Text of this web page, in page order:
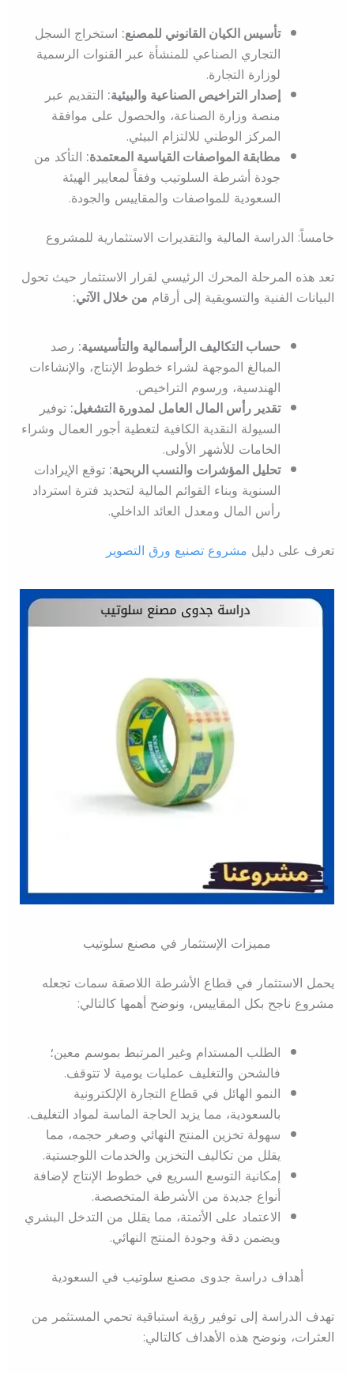
تأسيس الكيان القانوني للمصنع:استخراج السجل
التجاري الصناعي للمنشأة عبر القنوات الرسمية
لوزارة التجارة.
إصدار التراخيص الصناعية والبيئية:التقديم عبر
منصة وزارة الصناعة، والحصول على موافقة
المركز الوطني للالتزام البيئي.
مطابقة المواصفات القياسية المعتمدة:التأكد من
جودة أشرطة السلوتيب وفقاً لمعايير الهيئة
السعودية للمواصفات والمقاييس والجودة.
خامساً: الدراسة المالية والتقديرات الاستثمارية للمشروع
تعد هذه المرحلة المحرك الرئيسي لقرار الاستثمار حيث تحول
البيانات الفنية والتسويقية إلى أرقام من خلال الآتي:
حساب التكاليف الرأسمالية والتأسيسية:رصد
المبالغ الموجهة لشراء خطوط الإنتاج، والإنشاءات
الهندسية، ورسوم التراخيص.
تقدير رأس المال العامل لمدورة التشغيل:توفير
السيولة النقدية الكافية لتغطية أجور العمال وشراء
الخامات للأشهر الأولى.
تحليل المؤشرات والنسب الربحية:توقع الإيرادات
السنوية وبناء القوائم المالية لتحديد فترة استرداد
رأس المال ومعدل العائد الداخلي.
تعرف على دليل مشروع تصنيع ورق التصوير
مميزات الإستثمار في مصنع سلوتيب
يحمل الاستثمار في قطاع الأشرطة اللاصقة سمات تجعله
مشروع ناجح بكل المقاييس، ونوضح أهمها كالتالي:
الطلب المستدام وغير المرتبط بموسم معين؛
فالشحن والتغليف عمليات يومية لا تتوقف.
النمو الهائل في قطاع التجارة الإلكترونية
بالسعودية، مما يزيد الحاجة الماسة لمواد التغليف.
سهولة تخزين المنتج النهائي وصغر حجمه، مما
يقلل من تكاليف التخزين والخدمات اللوجستية.
إمكانية التوسع السريع في خطوط الإنتاج لإضافة
أنواع جديدة من الأشرطة المتخصصة.
الاعتماد على الأتمتة، مما يقلل من التدخل البشري
ويضمن دقة وجودة المنتج النهائي.
أهداف دراسة جدوى مصنع سلوتيب في السعودية
تهدف الدراسة إلى توفير رؤية استباقية تحمي المستثمر من
العثرات، ونوضح هذه الأهداف كالتالي: